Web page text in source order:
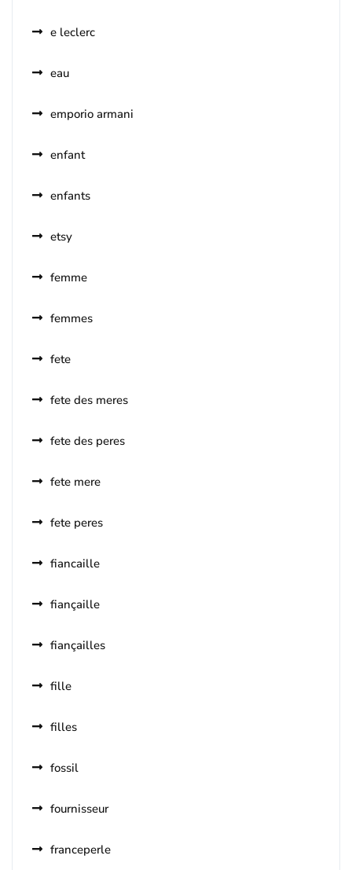
e leclerc
eau
emporio armani
enfant
enfants
etsy
femme
femmes
fete
fete des meres
fete des peres
fete mere
fete peres
fiancaille
fiançaille
fiançailles
fille
filles
fossil
fournisseur
franceperle